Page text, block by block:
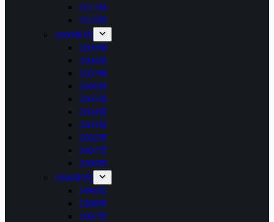
2011年
2010年
2000年代
2009年
2008年
2007年
2006年
2005年
2004年
2003年
2002年
2001年
2000年
1990年代
1999年
1998年
1997年